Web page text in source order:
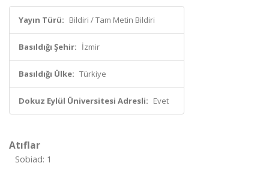
Yayın Türü: Bildiri / Tam Metin Bildiri
Basıldığı Şehir: İzmir
Basıldığı Ülke: Türkiye
Dokuz Eylül Üniversitesi Adresli: Evet
Atıflar
Sobiad: 1